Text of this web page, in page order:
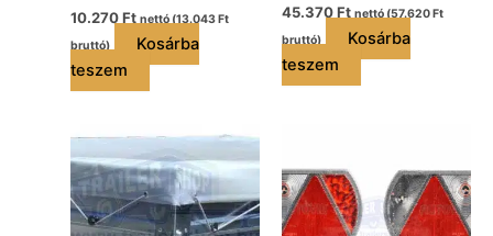
10.270Ft nettó (13.043 Ft
bruttó)
Kosárba
teszem
45.370Ft nettó (57.620Ft
bruttó)
Kosárba
teszem